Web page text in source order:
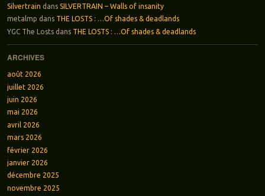
Silvertrain dans SILVERTRAIN – Walls of insanity
metalmp dans THE LOSTS : …Of shades & deadlands
YGC The Lostsdans THE LOSTS : …Of shades & deadlands
ARCHIVES
août 2026
juillet 2026
juin 2026
mai 2026
avril 2026
mars 2026
février 2026
janvier 2026
décembre 2025
novembre 2025